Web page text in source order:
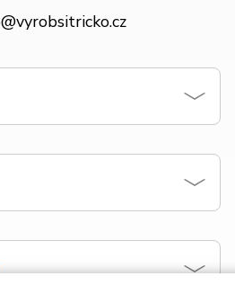
údajů